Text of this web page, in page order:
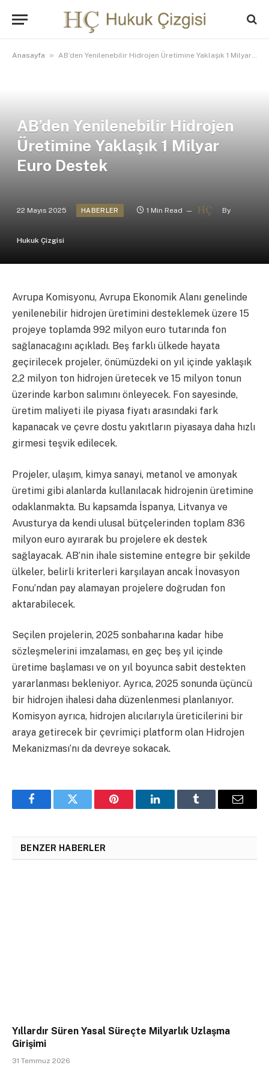
Anasayfa » AB’den Yenilenebilir Hidrojen Üretimine Yaklaşık 1 Milyar Euro Destek
AB’den Yenilenebilir Hidrojen
Üretimine Yaklaşık 1 Milyar
Euro Destek
22 Mayıs 2025 HABERLER 1 Min Read By
Hukuk Çizgisi
Avrupa Komisyonu, Avrupa Ekonomik Alanı genelinde
yenilenebilir hidrojen üretimini desteklemek üzere 15
projeye toplamda 992 milyon euro tutarında fon
sağlanacağını açıkladı. Beş farklı ülkede hayata
geçirilecek projeler, önümüzdeki on yıl içinde yaklaşık
2,2 milyon ton hidrojen üretecek ve 15 milyon tonun
üzerinde karbon salımını önleyecek. Fon sayesinde,
üretim maliyeti ile piyasa fiyatı arasındaki fark
kapanacak ve çevre dostu yakıtların piyasaya daha hızlı
girmesi teşvik edilecek.
Projeler, ulaşım, kimya sanayi, metanol ve amonyak
üretimi gibi alanlarda kullanılacak hidrojenin üretimine
odaklanmakta. Bu kapsamda İspanya, Litvanya ve
Avusturya da kendi ulusal bütçelerinden toplam 836
milyon euro ayırarak bu projelere ek destek
sağlayacak. AB’nin ihale sistemine entegre bir şekilde
ülkeler, belirli kriterleri karşılayan ancak İnovasyon
Fonu’ndan pay alamayan projelere doğrudan fon
aktarabilecek.
Seçilen projelerin, 2025 sonbaharına kadar hibe
sözleşmelerini imzalaması, en geç beş yıl içinde
üretime başlaması ve on yıl boyunca sabit destekten
yararlanması bekleniyor. Ayrıca, 2025 sonunda üçüncü
bir hidrojen ihalesi daha düzenlenmesi planlanıyor.
Komisyon ayrıca, hidrojen alıcılarıyla üreticilerini bir
araya getirecek bir çevrimiçi platform olan Hidrojen
Mekanizması’nı da devreye sokacak.
FacebookTwitter Pinterest LinkedInTumblr Email
BENZER HABERLER
Yıllardır Süren Yasal Süreçte Milyarlık Uzlaşma
Girişimi
31 Temmuz 2026